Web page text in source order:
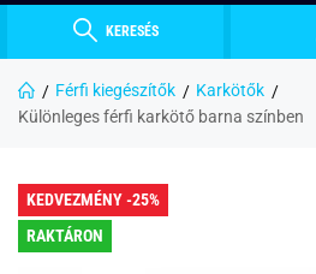
KERESÉS
Férfi kiegészítők
Karkötők
Különleges férfi karkötő barna színben
KEDVEZMÉNY -25%
RAKTÁRON